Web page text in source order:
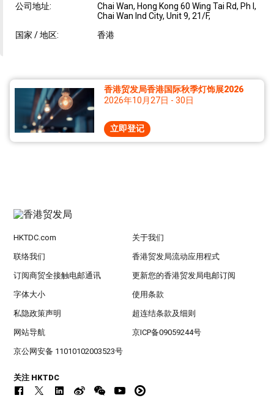
公司地址:
Chai Wan, Hong Kong 60 Wing Tai Rd, Ph I,
Chai Wan Ind City, Unit 9, 21/F,
国家 / 地区:
香港
香港贸发局香港国际秋季灯饰展2026
2026年10月27日 - 30日
立即登记
HKTDC.com 关于我们
联络我们 香港贸发局流动应用程式
订阅商贸全接触电邮通讯 更新您的香港贸发局电邮订阅
字体大小 使用条款
私隐政策声明 超连结条款及细则
网站导航 京ICP备09059244号
京公网安备 11010102003523号
关注 HKTDC